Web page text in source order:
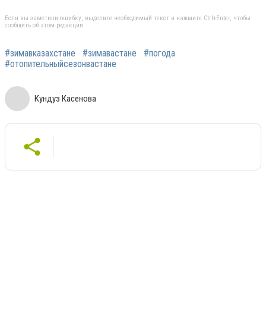
Если вы заметили ошибку, выделите необходимый текст и нажмите Ctrl+Enter, чтобы
сообщить об этом редакции
#зимавказахстане #зимавастане
#погода
#отопительныйсезонвастане
Кундуз Касенова